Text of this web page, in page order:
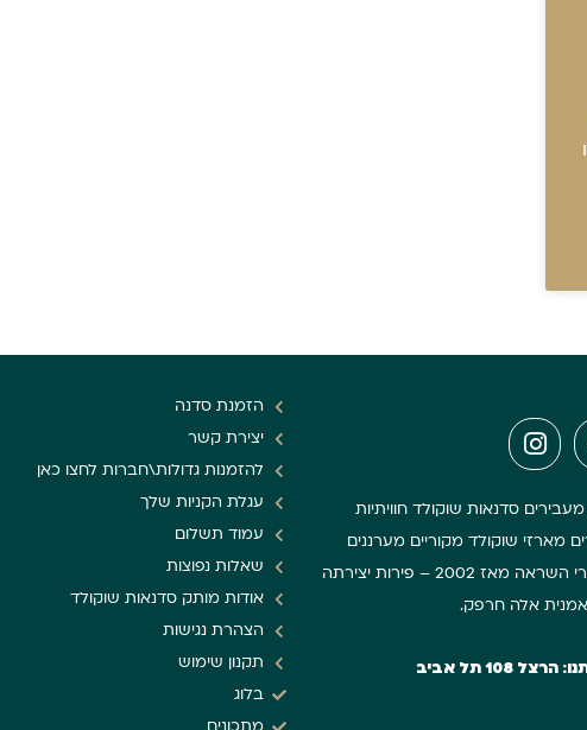
מעבירים סדנאות שוקולד חוויתיות
מארזי שוקולד מקוריים מערננים
ומעוררי השראה מאז 2002 – פירות יצירתה
אלה חרפק.
108 תל אביב
הזמנת סדנה
יצירת קשר
להזמנות גדולות\חברות לחצו כאן
עגלת הקניות שלך
עמוד תשלום
שאלות נפוצות
אודות מותק סדנאות שוקולד
הצהרת נגישות
תקנון שימוש
בלוג